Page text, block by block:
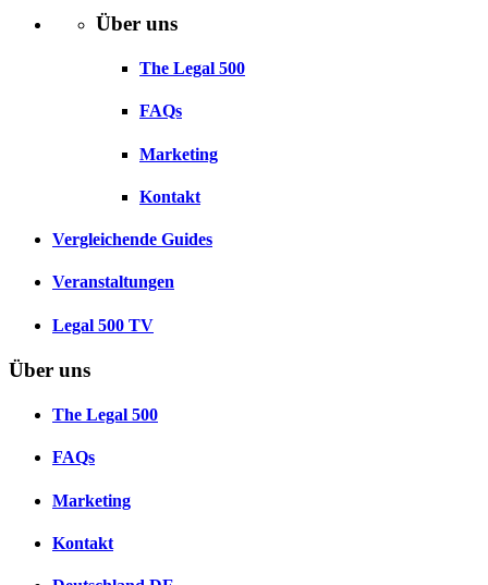
Über uns
The Legal 500
FAQs
Marketing
Kontakt
Vergleichende Guides
Veranstaltungen
Legal 500 TV
Über uns
The Legal 500
FAQs
Marketing
Kontakt